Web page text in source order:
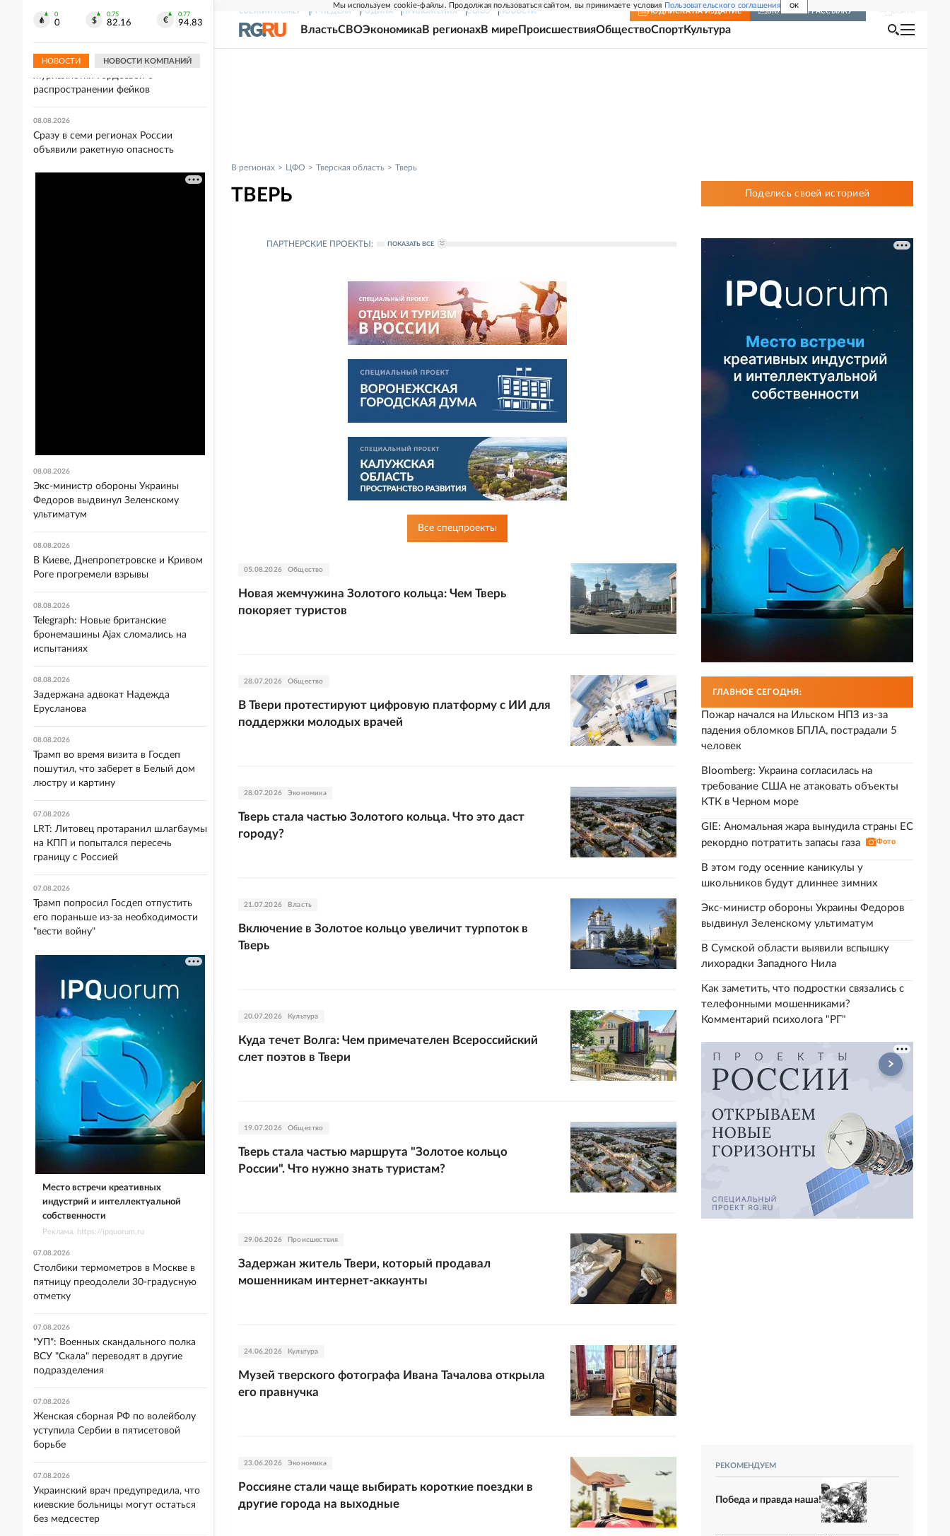
Мы используем cookie-файлы. Продолжая пользоваться сайтом, вы принимаете условия Пользовательского соглашения OK
СВЕЖИЙ НОМЕР РГ-НЕДЕЛЯ РОДИНА ПРИЛОЖЕНИЯ СОЮЗ НОВОСТИ ПОДПИСКА НА ИЗДАНИЕ ВКЛЮЧИТЬ РАССЫЛКУ
ВластьСВОЭкономикаВ регионахВ мире ПроисшествияОбществоСпортКультура
В регионах ЦФО Тверская область Тверь
ТВЕРЬ Поделись своей историей
ПАРТНЕРСКИЕ ПРОЕКТЫ: ПОКАЗАТЬ ВСЕ
Все спецпроекты
05.08.2026 Общество
Новая жемчужина Золотого кольца: Чем Тверь
покоряет туристов
28.07.2026 Общество
В Твери протестируют цифровую платформу с ИИ для
поддержки молодых врачей
28.07.2026 Экономика
Тверь стала частью Золотого кольца. Что это даст
городу?
21.07.2026 Власть
Включение в Золотое кольцо увеличит турпоток в
Тверь
20.07.2026 Культура
Куда течет Волга: Чем примечателен Всероссийский
слет поэтов в Твери
19.07.2026 Общество
Тверь стала частью маршрута "Золотое кольцо
России". Что нужно знать туристам?
29.06.2026 Происшествия
Задержан житель Твери, который продавал
мошенникам интернет-аккаунты
24.06.2026 Культура
Музей тверского фотографа Ивана Тачалова открыла
его правнучка
23.06.2026 Экономика
Россияне стали чаще выбирать короткие поездки в
другие города на выходные
ГЛАВНОЕ СЕГОДНЯ:
Пожар начался на Ильском НПЗ из-за
падения обломков БПЛА, пострадали 5
человек
Bloomberg: Украина согласилась на
требование США не атаковать объекты
КТК в Черном море
GIE: Аномальная жара вынудила страны ЕС
рекордно потратить запасы газа
Фото
В этом году осенние каникулы у
школьников будут длиннее зимних
Экс-министр обороны Украины Федоров
выдвинул Зеленскому ультиматум
В Сумской области выявили вспышку
лихорадки Западного Нила
Как заметить, что подростки связались с
телефонными мошенниками?
Комментарий психолога "РГ"
РЕКОМЕНДУЕМ
Победа и правда наша!
0
0
0.75
82.16
0.77
94.83
НОВОСТИ НОВОСТИ КОМПАНИЙ
военной помощи Украине
СК возбудил уголовное дело против
журналистки Гордеевой о
распространении фейков
08.08.2026
Сразу в семи регионах России
объявили ракетную опасность
08.08.2026
Экс-министр обороны Украины
Федоров выдвинул Зеленскому
ультиматум
08.08.2026
В Киеве, Днепропетровске и Кривом
Роге прогремели взрывы
08.08.2026
Telegraph: Новые британские
бронемашины Ajax сломались на
испытаниях
08.08.2026
Задержана адвокат Надежда
Ерусланова
08.08.2026
Трамп во время визита в Госдеп
пошутил, что заберет в Белый дом
люстру и картину
07.08.2026
LRT: Литовец протаранил шлагбаумы
на КПП и попытался пересечь
границу с Россией
07.08.2026
Трамп попросил Госдеп отпустить
его пораньше из-за необходимости
"вести войну"
Место встречи креативных
индустрий и интеллектуальной
собственности
Реклама. https://ipquorum.ru
07.08.2026
Столбики термометров в Москве в
пятницу преодолели 30-градусную
отметку
07.08.2026
"УП": Военных скандального полка
ВСУ "Скала" переводят в другие
подразделения
07.08.2026
Женская сборная РФ по волейболу
уступила Сербии в пятисетовой
борьбе
07.08.2026
Украинский врач предупредила, что
киевские больницы могут остаться
без медсестер